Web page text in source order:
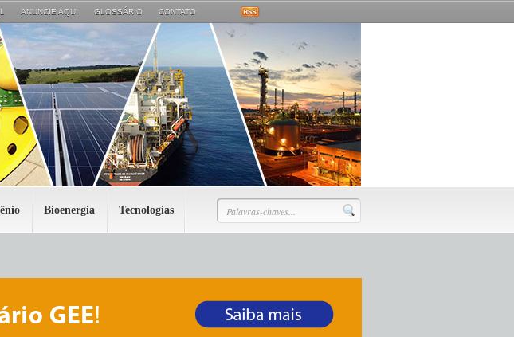
ANUNCIE AQUI GLOSSÁRIO CONTATO
Bioenergia Tecnologias